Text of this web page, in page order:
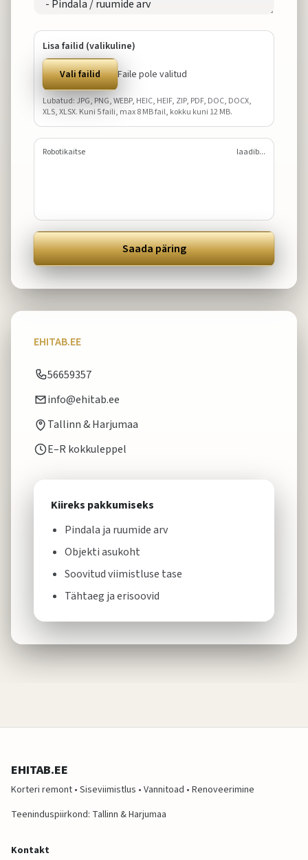
Lisa failid (valikuline)
Vali failid Faile pole valitud
Lubatud: JPG, PNG, WEBP, HEIC, HEIF, ZIP, PDF, DOC, DOCX,
XLS, XLSX. Kuni 5faili, max8MB fail, kokku kuni 12MB.
Robotikaitse laadib...
Saada päring
EHITAB.EE
56659357
info@ehitab.ee
Tallinn & Harjumaa
E–R kokkuleppel
Kiireks pakkumiseks
Pindala ja ruumide arv
Objekti asukoht
Soovitud viimistluse tase
Tähtaeg ja erisoovid
EHITAB.EE
Korteri remont • Siseviimistlus • Vannitoad • Renoveerimine
Teeninduspiirkond: Tallinn & Harjumaa
Kontakt